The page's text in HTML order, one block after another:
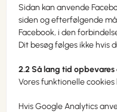
Sidan kan anvende
siden og efterfølgende
Facebook, i den
Dit besøg følges ikke hvis
2.2 Så lang tid opbevares
Vores funktionelle cookies
Hvis Google Analytics